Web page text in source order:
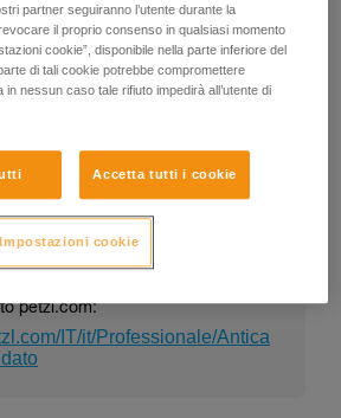
LOCK 2026
di un DPI può cambiare nel
petzl.com:
IT/it/Professionale/Antica
partner seguiranno l’utente durante la
il proprio consenso in qualsiasi momento
cookie”, disponibile nella parte inferiore del
di tali cookie potrebbe compromettere
in nessun caso tale rifiuto impedirà all’utente di
Accetta tutti i cookie
Impostazioni cookie